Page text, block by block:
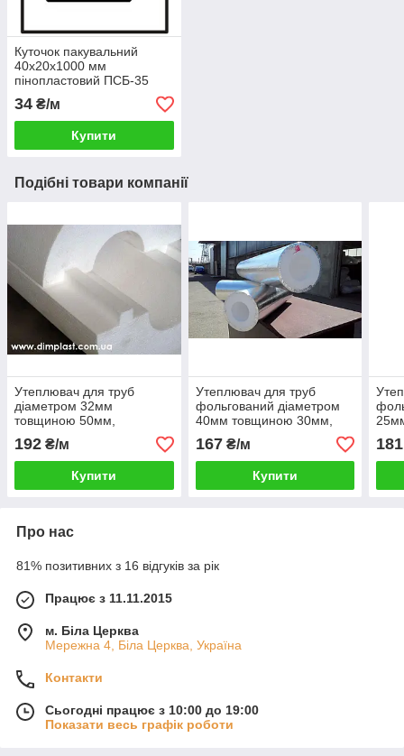
Куточок пакувальний
40x20x1000 мм
пінопластовий ПСБ-35
34 ₴/м
Купити
Подібні товари компанії
Утеплювач для труб
діаметром 32мм
товщиною 50мм,
пінопласт ПСБ-С-35
192 ₴/м
Купити
Утеплювач для труб
фольгований діаметром
40мм товщиною 30мм,
пінопласт ПСБ-С-35
167₴/м
Купити
181
Про нас
81% позитивних з 16 відгуків за рік
Працює з 11.11.2015
м. Біла Церква
Мережна 4, Біла Церква, Україна
Контакти
Сьогодні працює з 10:00 до 19:00
Показати весь графік роботи